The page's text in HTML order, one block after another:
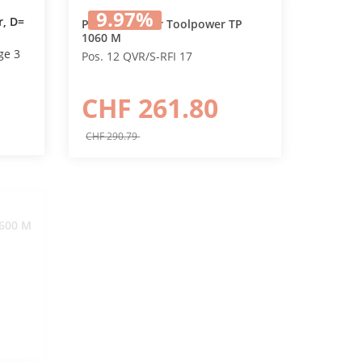
D=
3
9.97%
Potentiometer Toolpower TP
1060 M
Pos. 12 QVR/S-RFI 17
CHF 261.80
CHF 290.79